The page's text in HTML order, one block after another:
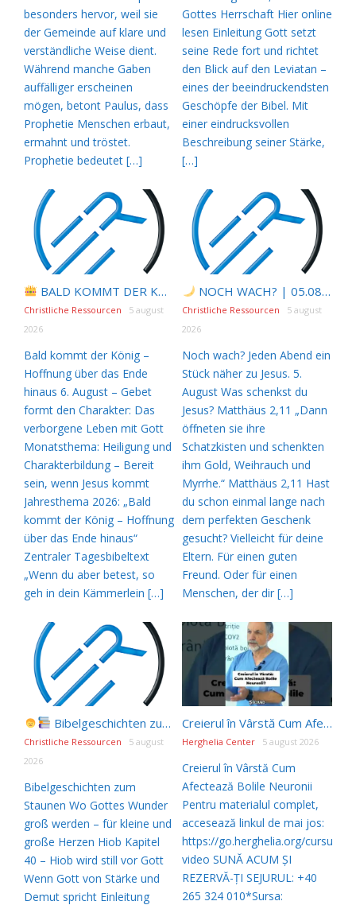
besonders hervor, weil sie
der Gemeinde auf klare und
verständliche Weise dient.
Während manche Gaben
auffälliger erscheinen
mögen, betont Paulus, dass
Prophetie Menschen erbaut,
ermahnt und tröstet.
Prophetie bedeutet […]
Gottes Herrschaft Hier online
lesen Einleitung Gott setzt
seine Rede fort und richtet
den Blick auf den Leviatan –
eines der beeindruckendsten
Geschöpfe der Bibel. Mit
einer eindrucksvollen
Beschreibung seiner Stärke,
[…]
BALD KOMMT DER KÖNIG | 06.08.2026 | Gebet
Christliche Ressourcen
5 august
2026
Bald kommt der König –
Hoffnung über das Ende
hinaus 6. August – Gebet
formt den Charakter: Das
verborgene Leben mit Gott
Monatsthema: Heiligung und
Charakterbildung – Bereit
sein, wenn Jesus kommt
Jahresthema 2026: „Bald
kommt der König – Hoffnung
über das Ende hinaus“
Zentraler Tagesbibeltext
„Wenn du aber betest, so
geh in dein Kämmerlein […]
NOCH WACH? | 05.08.2026 |
Christliche Ressourcen
5 august
2026
Noch wach? Jeden Abend ein
Stück näher zu Jesus. 5.
August Was schenkst du
Jesus? Matthäus 2,11 „Dann
öffneten sie ihre
Schatzkisten und schenkten
ihm Gold, Weihrauch und
Myrrhe.“ Matthäus 2,11 Hast
du schon einmal lange nach
dem perfekten Geschenk
gesucht? Vielleicht für deine
Eltern. Für einen guten
Freund. Oder für einen
Menschen, der dir […]
Bibelgeschichten zum Staunen | 05.08.2026 |
Christliche Ressourcen
5 august
2026
Bibelgeschichten zum
Staunen Wo Gottes Wunder
groß werden – für kleine und
große Herzen Hiob Kapitel
40 – Hiob wird still vor Gott
Wenn Gott von Stärke und
Demut spricht Einleitung
Creierul în Vârstă Cum Afectează Bolile Neuronii #shorts
Herghelia Center 5 august 2026
Creierul în Vârstă Cum
Afectează Bolile Neuronii
Pentru materialul complet,
accesează linkul de mai jos:
https://go.herghelia.org/cursuri-
video SUNĂ ACUM ȘI
REZERVĂ-ȚI SEJURUL: +40
265 324 010*Sursa: